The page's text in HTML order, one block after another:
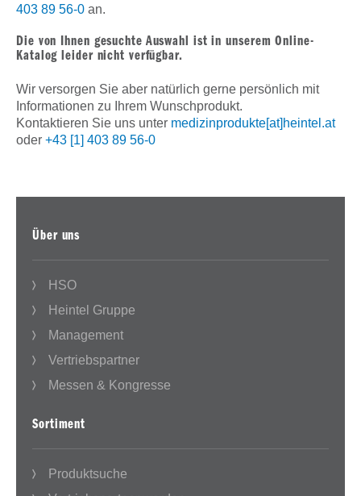
403 89 56-0 an.
Die von Ihnen gesuchte Auswahl ist in unserem Online-
Katalog leider nicht verfügbar.
Wir versorgen Sie aber natürlich gerne persönlich mit
Informationen zu Ihrem Wunschprodukt.
Kontaktieren Sie uns unter medizinprodukte[at]heintel.at
oder +43 [1] 403 89 56-0
Über uns
HSO
Heintel Gruppe
Management
Vertriebspartner
Messen & Kongresse
Sortiment
Produktsuche